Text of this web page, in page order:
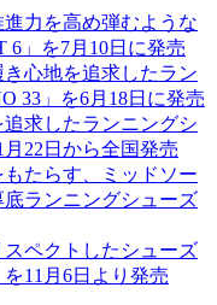
力を高め弾むような
6」を7月10日に発売
心地を追求したラン
33」を6月18日に発売
求したランニングシ
22日から全国発売
たらす、ミッドソー
ランニングシューズ
ペクトしたシューズ
11月6日より発売